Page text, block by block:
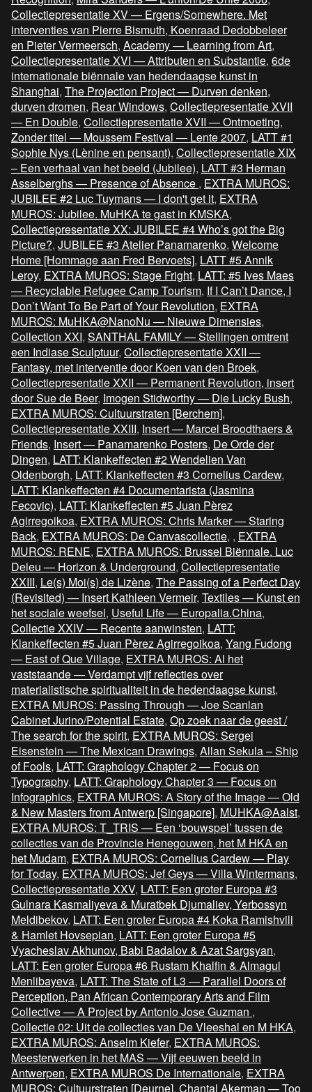
Collectiepresentatie XV — Ergens/Somewhere. Met
interventies van Pierre Bismuth, Koenraad Dedobbeleer
en Pieter Vermeersch, Academy — Learning from Art,
Collectiepresentatie XVI — Attributen en Substantie, 6de
internationale biënnale van hedendaagse kunst in
Shanghai, The Projection Project — Durven denken,
durven dromen, Rear Windows, Collectiepresentatie XVII
— En Double, Collectiepresentatie XVII — Ontmoeting,
Zonder titel — Moussem Festival — Lente 2007, LATT #1
Sophie Nys (Lènine en pensant), Collectiepresentatie XIX
– Een verhaal van het beeld (Jubilee), LATT #3 Herman
Asselberghs — Presence of Absence , EXTRA MUROS:
JUBILEE #2 Luc Tuymans — I don't get it, EXTRA
MUROS: Jubilee. MuHKA te gast in KMSKA,
Collectiepresentatie XX: JUBILEE #4 Who’s got the Big
Picture?, JUBILEE #3 Atelier Panamarenko, Welcome
Home [Hommage aan Fred Bervoets], LATT #5 Annik
Leroy, EXTRA MUROS: Stage Fright, LATT: #5 Ives Maes
— Recyclable Refugee Camp Tourism, If I Can’t Dance, I
Don’t Want To Be Part of Your Revolution, EXTRA
MUROS: MuHKA@NanoNu — Nieuwe Dimensies,
Collection XXI, SANTHAL FAMILY — Stellingen omtrent
een Indiase Sculptuur, Collectiepresentatie XXII —
Fantasy, met interventie door Koen van den Broek,
Collectiepresentatie XXII — Permanent Revolution, insert
door Sue de Beer, Imogen Stidworthy — Die Lucky Bush,
EXTRA MUROS: Cultuurstraten [Berchem],
Collectiepresentatie XXIII, Insert — Marcel Broodthaers &
Friends, Insert — Panamarenko Posters, De Orde der
Dingen, LATT: Klankeffecten #2 Wendelien Van
Oldenborgh, LATT: Klankeffecten #3 Cornelius Cardew,
LATT: Klankeffecten #4 Documentarista (Jasmina
Fecovic), LATT: Klankeffecten #5 Juan Pèrez
Agirregoikoa, EXTRA MUROS: Chris Marker — Staring
Back, EXTRA MUROS: De Canvascollectie, , EXTRA
MUROS: RENE, EXTRA MUROS: Brussel Biënnale. Luc
Deleu — Horizon & Underground, Collectiepresentatie
XXIII, Le(s) Moi(s) de Lizène, The Passing of a Perfect Day
(Revisited) — Insert Kathleen Vermeir, Textiles — Kunst en
het sociale weefsel, Useful Life — Europalia.China,
Collectie XXIV — Recente aanwinsten, LATT:
Klankeffecten #5 Juan Pèrez Agirregoikoa, Yang Fudong
— East of Que Village, EXTRA MUROS: Al het
vaststaande — Verdampt vijf reflecties over
materialistische spiritualiteit in de hedendaagse kunst,
EXTRA MUROS: Passing Through — Joe Scanlan
Cabinet Jurino/Potential Estate, Op zoek naar de geest /
The search for the spirit, EXTRA MUROS: Sergei
Eisenstein — The Mexican Drawings, Allan Sekula – Ship
of Fools, LATT: Graphology Chapter 2 — Focus on
Typography, LATT: Graphology Chapter 3 — Focus on
Infographics, EXTRA MUROS: A Story of the Image — Old
& New Masters from Antwerp [Singapore], MUHKA@Aalst,
EXTRA MUROS: T_TRIS — Een ‘bouwspel’ tussen de
collecties van de Provincie Henegouwen, het M HKA en
het Mudam, EXTRA MUROS: Cornelius Cardew — Play
for Today, EXTRA MUROS: Jef Geys — Villa Wintermans,
Collectiepresentatie XXV, LATT: Een groter Europa #3
Gulnara Kasmaliyeva & Muratbek Djumaliev, Yerbossyn
Meldibekov, LATT: Een groter Europa #4 Koka Ramishvili
& Hamlet Hovsepian, LATT: Een groter Europa #5
Vyacheslav Akhunov, Babi Badalov & Azat Sargsyan,
LATT: Een groter Europa #6 Rustam Khalfin & Almagul
Menlibayeva, LATT: The State of L3 — Parallel Doors of
Perception, Pan African Contemporary Arts and Film
Collective — A Project by Antonio Jose Guzman ,
Collectie 02: Uit de collecties van De Vleeshal en M HKA,
EXTRA MUROS: Anselm Kiefer, EXTRA MUROS:
Meesterwerken in het MAS — Vijf eeuwen beeld in
Antwerpen, EXTRA MUROS De Internationale, EXTRA
MUROS: Cultuurstraten [Deurne], Chantal Akerman — Too